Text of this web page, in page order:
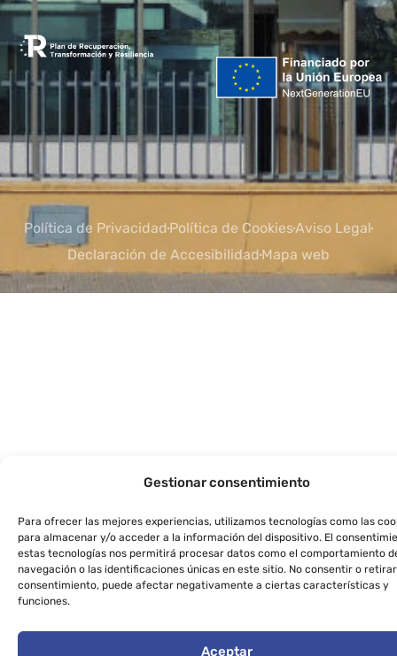
Gestionar consentimiento
Para ofrecer las mejores experiencias, utilizamos tecnologías como las
para almacenar y/o acceder a la información del dispositivo. El
estas tecnologías nos permitirá procesar datos como el comportamiento
navegación o las identificaciones únicas en este sitio. No consentir o
consentimiento, puede afectar negativamente a ciertas características y
funciones.
Aceptar
Política de Privacidad Política de CookiesAviso Legal
Declaración de Accesibilidad Mapa web